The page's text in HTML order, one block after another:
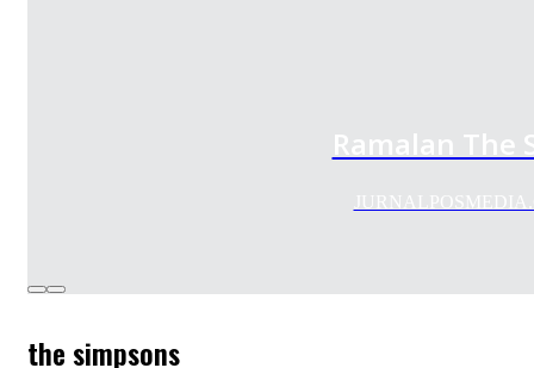
Ramalan The
the simpsons